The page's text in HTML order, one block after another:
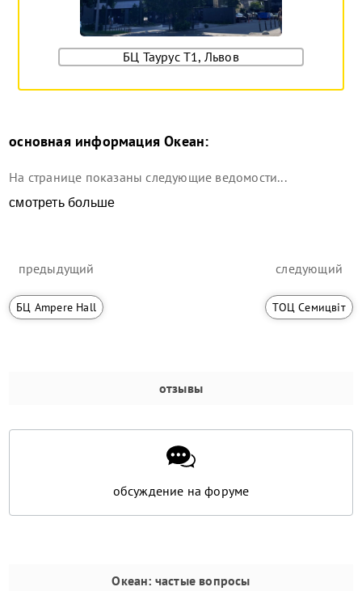
БЦ Таурус Т1, Львов
основная информация Океан:
На странице показаны следующие ведомости...
смотреть больше
предыдущий
БЦ Ampere Hall
следующий
ТОЦ Семицвіт
отзывы
обсуждение на форуме
Океан: частые вопросы